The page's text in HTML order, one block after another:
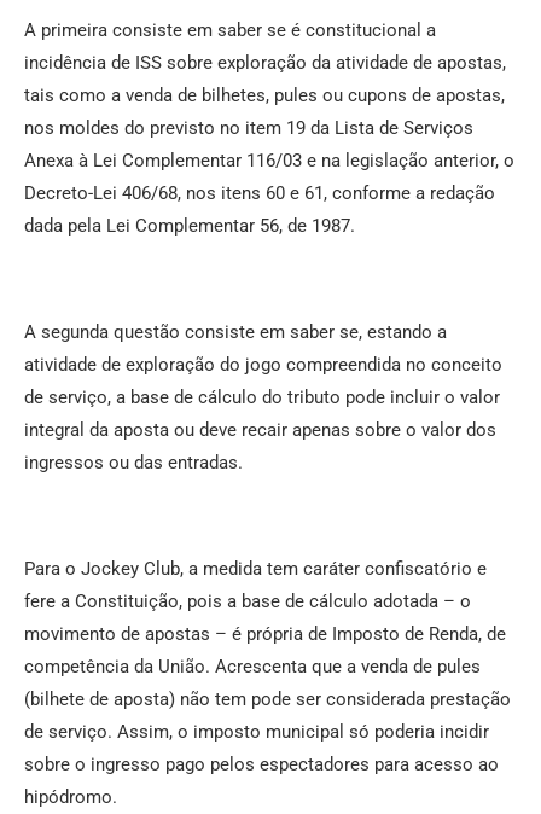
A primeira consiste em saber se é constitucional a
incidência de ISS sobre exploração da atividade de apostas,
tais como a venda de bilhetes, pules ou cupons de apostas,
nos moldes do previsto no item 19 da Lista de Serviços
Anexa à Lei Complementar 116/03 e na legislação anterior, o
Decreto-Lei 406/68, nos itens 60 e 61, conforme a redação
dada pela Lei Complementar 56, de 1987.
A segunda questão consiste em saber se, estando a
atividade de exploração do jogo compreendida no conceito
de serviço, a base de cálculo do tributo pode incluir o valor
integral da aposta ou deve recair apenas sobre o valor dos
ingressos ou das entradas.
Para o Jockey Club, a medida tem caráter confiscatório e
fere a Constituição, pois a base de cálculo adotada – o
movimento de apostas – é própria de Imposto de Renda, de
competência da União. Acrescenta que a venda de pules
(bilhete de aposta) não tem pode ser considerada prestação
de serviço. Assim, o imposto municipal só poderia incidir
sobre o ingresso pago pelos espectadores para acesso ao
hipódromo.